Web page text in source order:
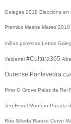
Galegas 2018 Eleccións en
Premios Mestre Mateo 2018
miñas primeiras Letras
Valderrei #Cultura365
Ourense Pontevedra
Pino O Grove Palas de Rei
Teo Ferrol Monfero Parada
Rúa Silleda Rianxo Cervo